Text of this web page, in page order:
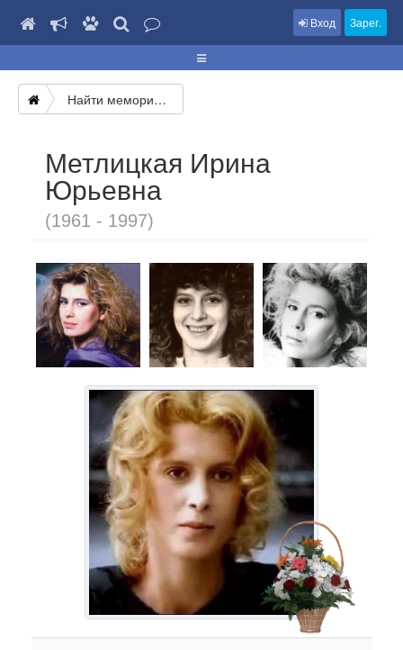
Вход Зарег.
Найти мемориал
Метлицкая Ирина
Юрьевна
(1961 - 1997)